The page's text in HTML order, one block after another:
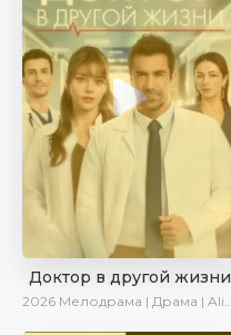
Доктор в другой жизни
2026 Мелодрама | Драма | AlisaDirilis | Новинки